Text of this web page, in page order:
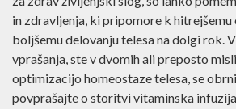
povečanega stresa, slabe prehrane ali
odpornosti. Čeprav niso nadomestilo za
slog, so lahko pomemben del preventive
pripomore k hitrejšemu okrevanju in
telesa na dolgi rok. V kolikor imate
ali preposto mislite, da potrebujete